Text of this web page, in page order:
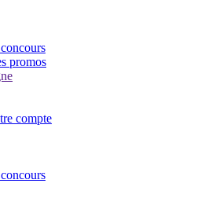
promos
compte